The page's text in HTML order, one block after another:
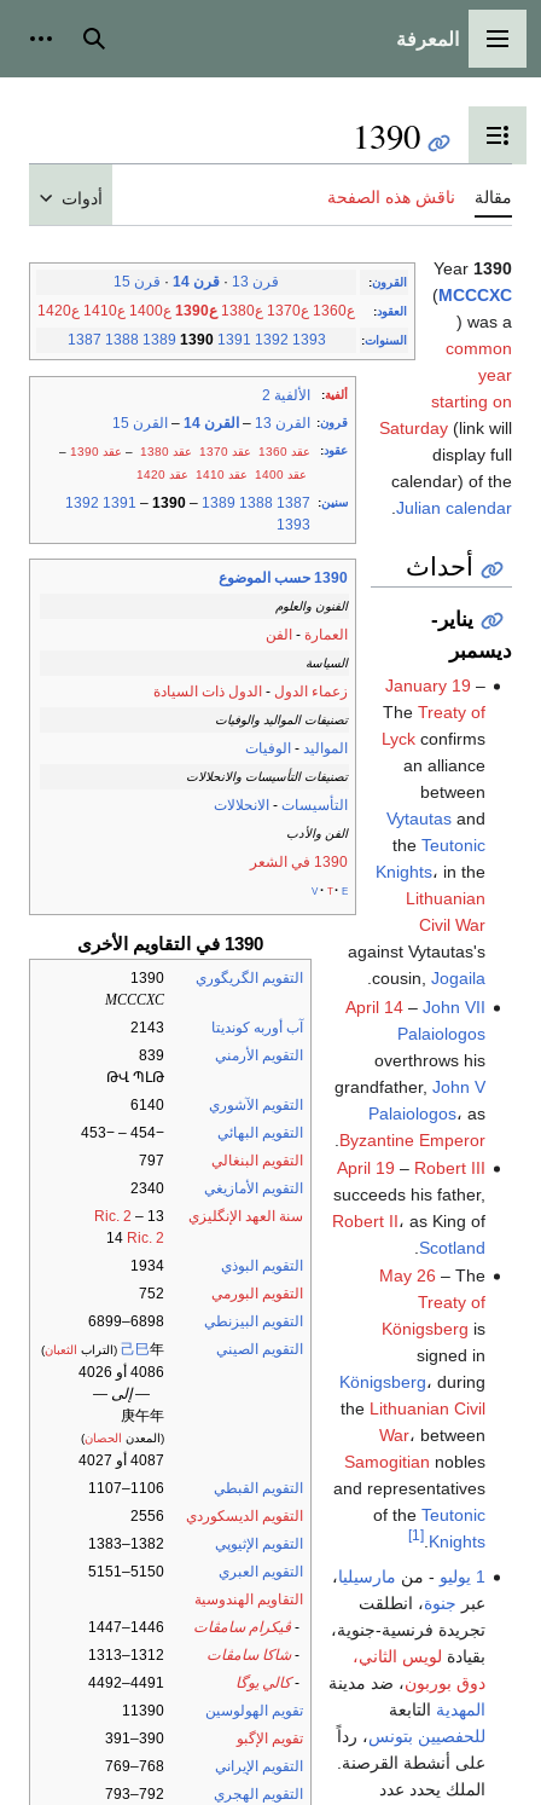
القائمة الرئيسية
المعرفة بحث
تبديل عرض جدول المحتويات
1390
مقالة ناقش هذه الصفحة أدوات
القرون: قرن 13 · قرن 14 · قرن 15
العقود: ع1360 ع1370 ع1380 ع1390 ع1400 ع1410 ع1420
السنوات:
1387 1388 1389 1390 1391 1392 1393
ألفية: الألفية 2
قرون: القرن 13 – القرن 14 – القرن 15
عقود: عقد 1360 عقد 1370 عقد 1380 – عقد 1390
–
عقد 1400
عقد 1410 عقد 1420
سنين:
1387
1388
1389
–
1390
–
1391
1392
1393
1390 حسب الموضوع
الفنون والعلوم
العمارة - الفن
السياسة
زعماء الدول - الدول ذات السيادة
تصنيفات المواليد والوفيات
المواليد - الوفيات
تصنيفات التأسيسات والانحلالات
التأسيسات - الانحلالات
الفن والأدب
1390 في الشعر
v t e
1390 في التقاويم الأخرى
التقويم الگريگوري
1390
MCCCXC
آب أوربه كونديتا
2143
التقويم الأرمني
839
ԹՎ ՊԼԹ
التقويم الآشوري
6140
التقويم البهائي
−454 – −453
التقويم البنغالي
797
التقويم الأمازيغي
2340
سنة العهد الإنگليزي
13
Ric. 2 –
14 Ric. 2
التقويم البوذي
1934
التقويم البورمي
752
التقويم البيزنطي
6898–6899
التقويم الصيني
己巳年 (التراب الثعبان)
4086 أو 4026
— إلى —
庚午年
(المعدن الحصان)
4087 أو 4027
التقويم القبطي
1106–1107
التقويم الديسكوردي
2556
التقويم الإثيوپي
1382–1383
التقويم العبري
5150–5151
التقاويم الهندوسية
- ڤيكرام سامڤات
1446–1447
-شاكا سامڤات
1312–1313
-كالي يوگا
4491–4492
تقويم الهولوسين
11390
تقويم الإگبو
390–391
التقويم الإيراني
768–769
التقويم الهجري
792–793
Year 1390
(MCCCXC
) was a
common
year
starting on
Saturday (link will
display full
calendar) of the
Julian calendar
أحداث
يناير-
ديسمبر
January 19 –
The Treaty of
Lyckconfirms
an alliance
between
Vytautasand
the Teutonic
Knights، in the
Lithuanian
Civil War
against Vytautas's
cousin, Jogaila
April 14– John VII
Palaiologos
overthrows his
grandfather, John V
Palaiologos، as
Byzantine Emperor
April 19 – Robert III
succeeds his father,
Robert II، as King of
Scotland
May 26 – The
Treaty of
Königsberg is
signed in
Königsberg، during
the Lithuanian Civil
War، between
Samogitian nobles
and representatives
of the Teutonic
Knights
.
[1]
1 يوليو - من مارسيليا،
عبر جنوة، انطلقت
تجريدة فرنسية-جنوية،
بقيادة لويس الثاني،
دوق بوربون، ضد مدينة
المهدية التابعة
للحفصيين بتونس، رداً
على أنشطة القرصنة.
الملك يحدد عدد